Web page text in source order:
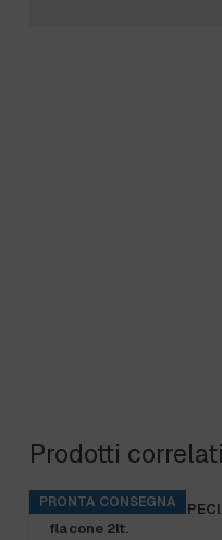
Prodotti correlati
PRONTA CONSEGNA
KITCHENPRO DES
flacone 2lt.